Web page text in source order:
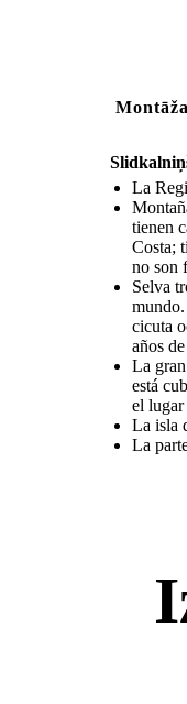
La
tienen
Costa;
no son
Selva
cicuta
años
La
está
el lugar
La isla
La